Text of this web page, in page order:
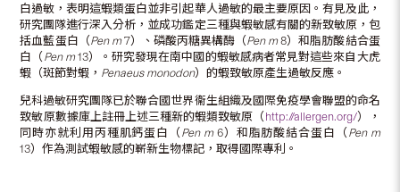
白過敏，表明這蝦類蛋白並非引起華人過敏的最主要原因。有見及此，
研究團隊進行深入分析，並成功鑑定三種與蝦敏感有關的新致敏原，包
括血藍蛋白（Pen m7）、磷酸丙糖異構酶（Pen m8）和脂肪酸結合蛋
白（Pen m13）。研究發現在南中國的蝦敏感病者常見對這些來自大虎
蝦（斑節對蝦， Penaeus monodon）的蝦致敏原產生過敏反應。
兒科過敏研究團隊已於聯合國世界衞生組織及國際免疫學會聯盟的命名
致敏原數據庫上註冊上述三種新的蝦類致敏原（http://allergen.org/），
同時亦就利用丙種肌鈣蛋白（Pen m6）和脂肪酸結合蛋白（Pen m
13）作為測試蝦敏感的嶄新生物標記，取得國際專利。